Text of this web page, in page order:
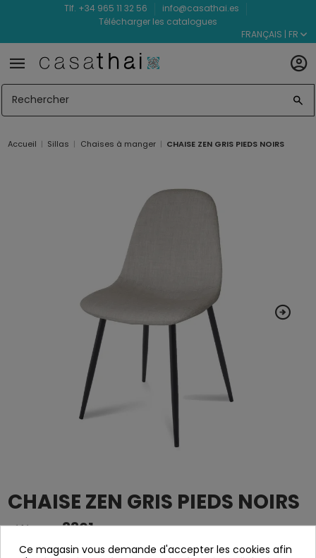
Tlf. +34 965 11 32 56
info@casathai.es
Télécharger les catalogues
FRANÇAIS | FR
Accueil Sillas Chaises à manger CHAISE ZEN GRIS PIEDS NOIRS
CHAISE ZEN GRIS PIEDS NOIRS
Référence 3301
Ce magasin vous demande d'accepter les cookies afin